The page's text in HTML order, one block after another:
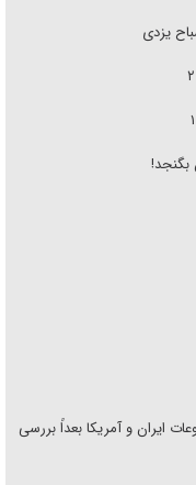
یزدی
بگنجد!
ایران و آمریکا بعداً بررسی